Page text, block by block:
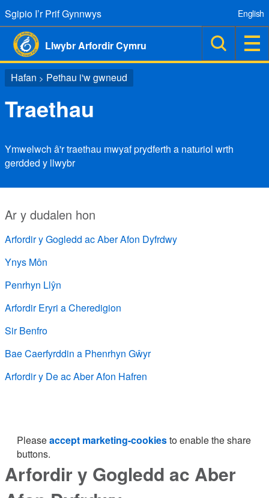
Sgipio I’r Prif Gynnwys
Llwybr Arfordir Cymru
English
Hafan > Pethau i'w gwneud
Traethau
Ymwelwch â'r traethau mwyaf prydferth a naturiol wrth
gerdded y llwybr
Ar y dudalen hon
Arfordir y Gogledd ac Aber Afon Dyfrdwy
Ynys Môn
Penrhyn Llŷn
Arfordir Eryri a Cheredigion
Sir Benfro
Bae Caerfyrddin a Phenrhyn Gŵyr
Arfordir y De ac Aber Afon Hafren
Pleaseaccept marketing-cookiesto enable the share
buttons.
Arfordir y Gogledd ac Aber